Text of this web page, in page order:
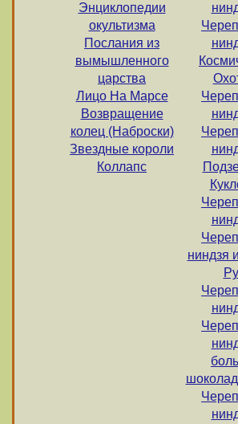
Энциклопедии
окультизма
Послания из
вымышленного
царства
Лицо На Марсе
Возвращение
колец (Наброски)
Звездные короли
Коллапс
ниндзя